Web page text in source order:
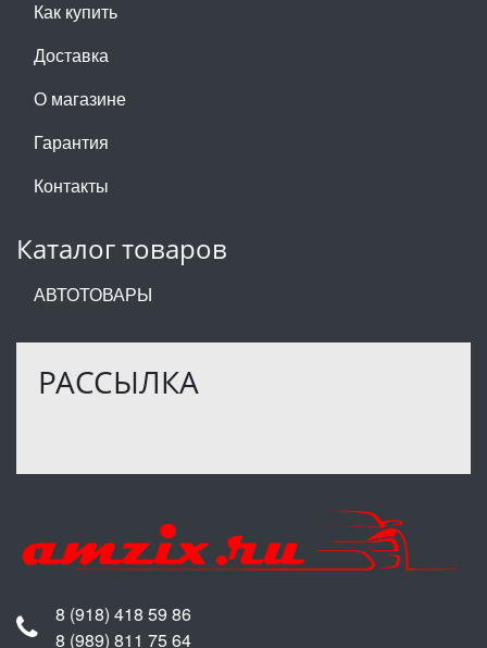
Как купить
Доставка
О магазине
Гарантия
Контакты
Каталог товаров
АВТОТОВАРЫ
РАССЫЛКА
8 (918) 418 59 86
8 (989) 811 75 64